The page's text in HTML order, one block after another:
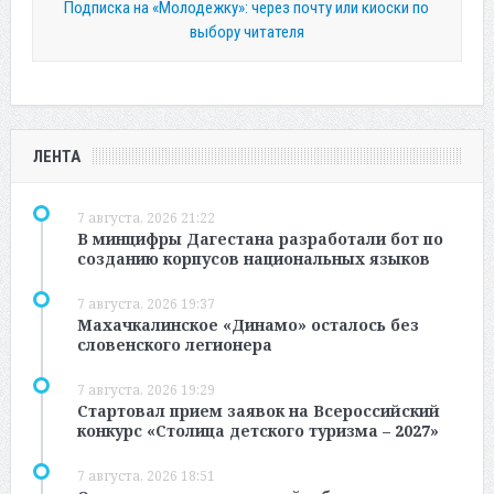
Подписка на «Молодежку»: через почту или киоски по
выбору читателя
ЛЕНТА
7 августа, 2026 21:22
В минцифры Дагестана разработали бот по
созданию корпусов национальных языков
7 августа, 2026 19:37
Махачкалинское «Динамо» осталось без
словенского легионера
7 августа, 2026 19:29
Стартовал прием заявок на Всероссийский
конкурс «Столица детского туризма – 2027»
7 августа, 2026 18:51